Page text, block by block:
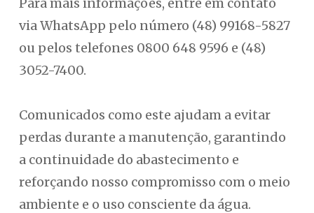
via WhatsApp pelo número (48) 99168-5827
ou pelos telefones 0800 648 9596 e (48)
3052-7400.
Comunicados como este ajudam a evitar
perdas durante a manutenção, garantindo
a continuidade do abastecimento e
reforçando nosso compromisso com o meio
ambiente e o uso consciente da água.